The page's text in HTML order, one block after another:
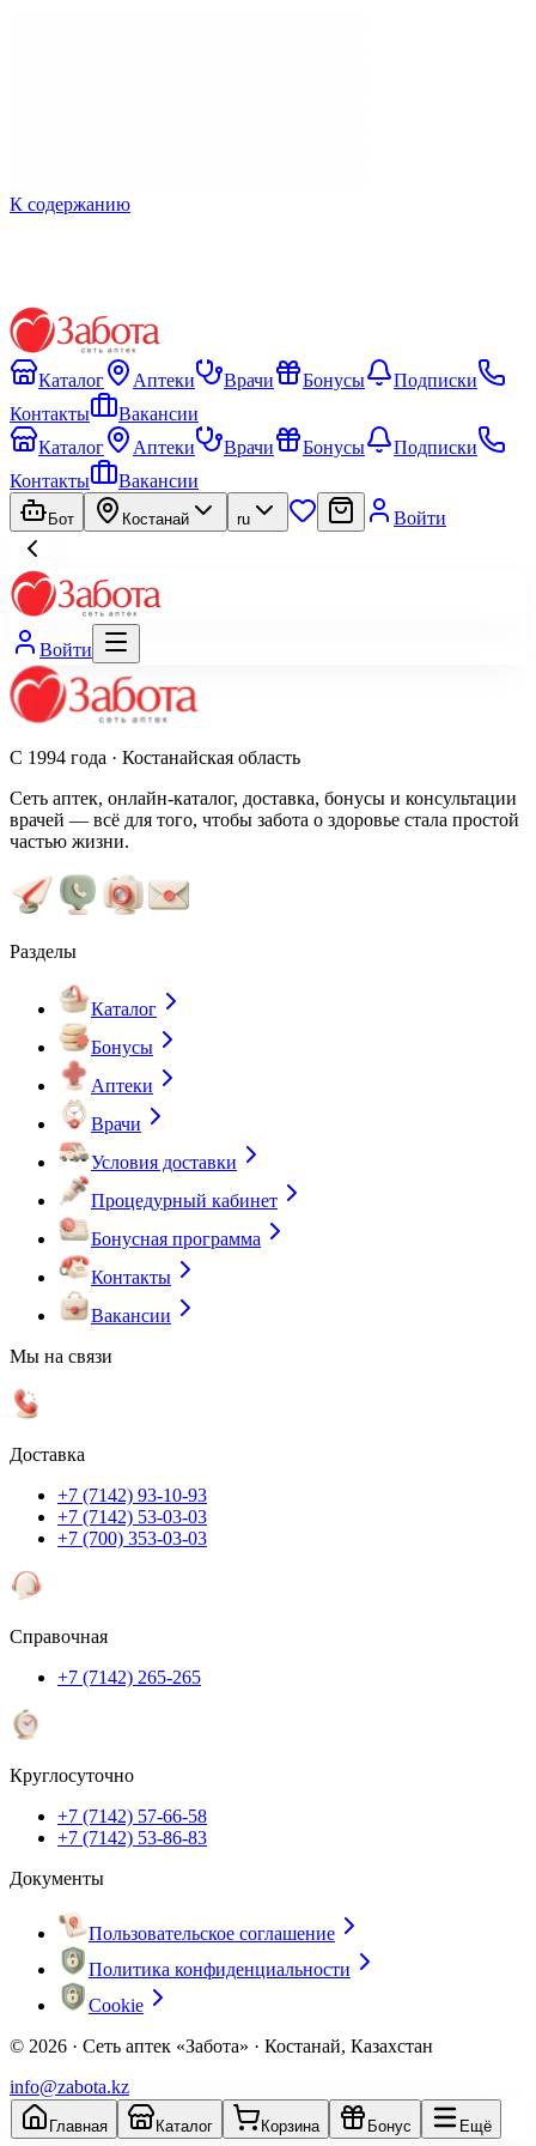
К содержанию
Каталог Аптеки Врачи Бонусы
Подписки
Контакты
Вакансии
Каталог
Аптеки Врачи Бонусы
Подписки
Контакты
Вакансии
Бот Костанай ru Войти
Войти
С 1994 года · Костанайская область
Сеть аптек, онлайн-каталог, доставка, бонусы и консультации
врачей — всё для того, чтобы забота о здоровье стала простой
частью жизни.
Разделы
Каталог
Бонусы
Аптеки
Врачи
Условия доставки
Процедурный кабинет
Бонусная программа
Контакты
Вакансии
Мы на связи
Доставка
+7 (7142) 93-10-93
+7 (7142) 53-03-03
+7 (700) 353-03-03
Справочная
+7 (7142) 265-265
Круглосуточно
+7 (7142) 57-66-58
+7 (7142) 53-86-83
Документы
Пользовательское соглашение
Политика конфиденциальности
Cookie
© 2026 · Сеть аптек «Забота» · Костанай, Казахстан
info@zabota.kz
Главная Каталог Корзина Бонус Ещё